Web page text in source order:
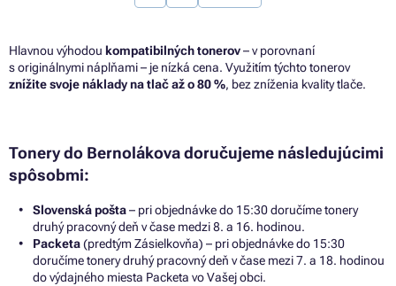
Hlavnou výhodou kompatibilných tonerov– v porovnaní
s originálnymi náplňami – je nízká cena. Využitím týchto tonerov
znížite svoje náklady na tlač až o 80 %, bez zníženia kvality tlače.
Tonery do Bernolákova doručujeme následujúcimi
spôsobmi:
Slovenská pošta– pri objednávke do 15:30 doručíme tonery
druhý pracovný deň v čase medzi 8. a 16. hodinou.
Packeta(predtým Zásielkovňa) – pri objednávke do 15:30
doručíme tonery druhý pracovný deň v čase mezi 7. a 18. hodinou
do výdajného miesta Packeta vo Vašej obci.